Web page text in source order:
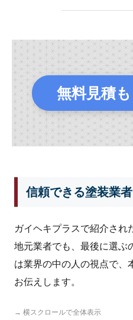
無料見積
信頼できる塗装業
ガイヘキプラスで紹介され
地元業者でも、最後に選ぶ
は業界の中の人の視点で、
お伝えします。
→ 横スクロールで全体表示